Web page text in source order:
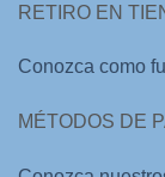
RETIRO EN
Conozca como
MÉTODOS DE